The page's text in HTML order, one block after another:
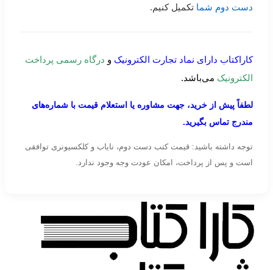
دست دوم شما تکمیل کنیم.
کاراکتاب دارای نماد تجارت الکترونیک و درگاه رسمی پرداخت
الکترونیک می‌باشد.
لطفاً پیش از خرید، جهت مشاوره یا استعلام قیمت با شماره‌های
مندرج تماس بگیرید.
توجه داشته باشید: قیمت کتب دست دوم، نایاب و کلکسیونری توافقی
است و پس از پرداخت، امکان عودت وجه وجود ندارد.